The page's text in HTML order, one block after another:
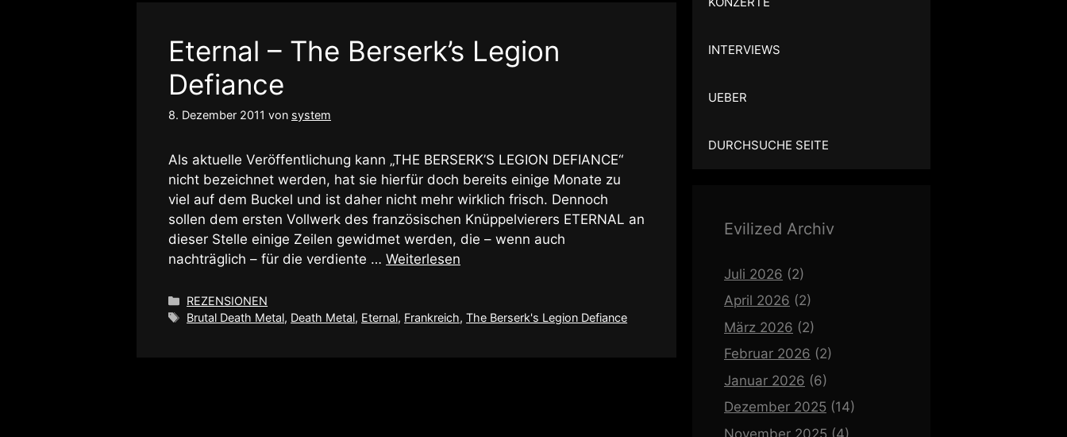
Eternal – The Berserk’s Legion
Defiance
8. Dezember 2011 von system
Als aktuelle Veröffentlichung kann „THE BERSERK’S LEGION DEFIANCE“
nicht bezeichnet werden, hat sie hierfür doch bereits einige Monate zu
viel auf dem Buckel und ist daher nicht mehr wirklich frisch. Dennoch
sollen dem ersten Vollwerk des französischen Knüppelvierers ETERNAL an
dieser Stelle einige Zeilen gewidmet werden, die – wenn auch
nachträglich – für die verdiente … Weiterlesen
Kategorien
REZENSIONEN
Schlagwörter
Brutal Death Metal, Death Metal, Eternal, Frankreich,The Berserk's Legion Defiance
INTERVIEWS
UEBER
DURCHSUCHE SEITE
Evilized Archiv
Juli 2026 (2)
April 2026 (2)
März 2026 (2)
Februar 2026 (2)
Januar 2026 (6)
Dezember 2025 (14)
November 2025 (4)